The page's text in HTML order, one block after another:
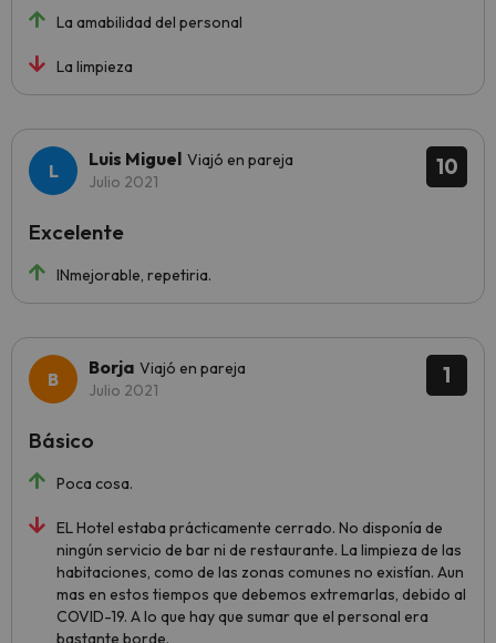
La amabilidad del personal
La limpieza
10
Luis Miguel Viajó en pareja
Julio 2021
INmejorable, repetiria.
Excelente
1
Borja Viajó en pareja
Julio 2021
Poca cosa.
EL Hotel estaba prácticamente cerrado. No disponía de
ningún servicio de bar ni de restaurante. La limpieza de las
habitaciones, como de las zonas comunes no existían. Aun
mas en estos tiempos que debemos extremarlas, debido al
COVID-19. A lo que hay que sumar que el personal era
bastante borde.
Básico